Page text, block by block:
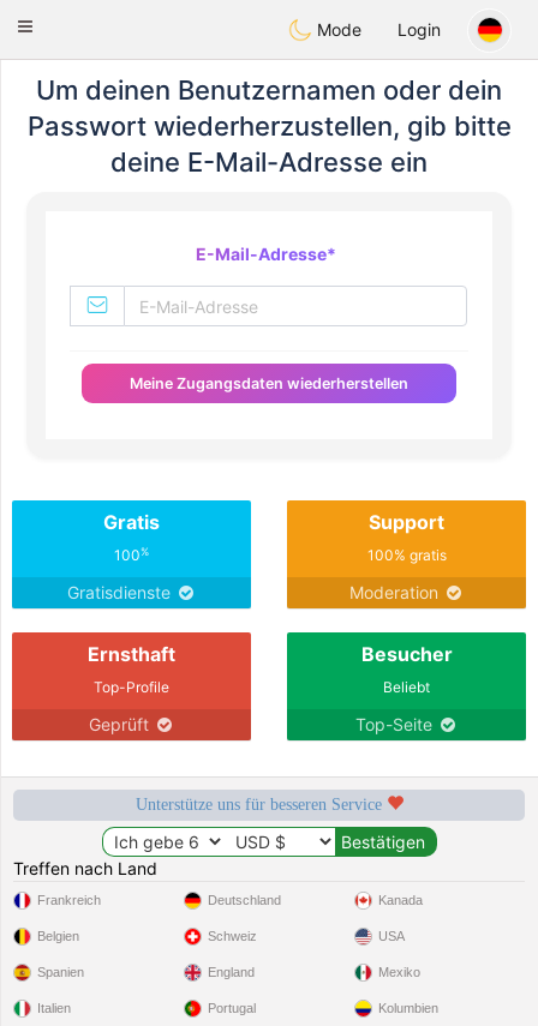
Maroc Dating
Toggle
Mode Login
Um deinen Benutzernamen oder dein
Passwort wiederherzustellen, gib bitte
deine E-Mail-Adresse ein
E-Mail-Adresse*
Meine Zugangsdaten wiederherstellen
Gratis
100%
Gratisdienste
Support
100% gratis
Moderation
Ernsthaft
Top-Profile
Geprüft
Besucher
Beliebt
Top-Seite
Unterstütze uns für besseren Service
Treffen nach Land
Frankreich
Belgien
Spanien
Italien
Deutschland
Schweiz
England
Portugal
Kanada
USA
Mexiko
Kolumbien